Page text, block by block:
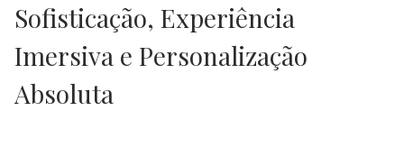
Sofisticação, Experiência
Imersiva e Personalização
Absoluta